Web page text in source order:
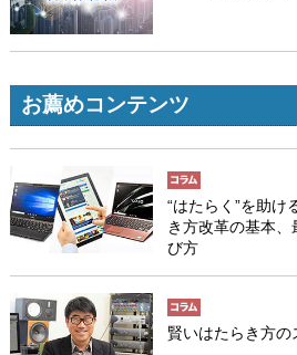
お薦めコンテンツ
“はたらく”を助け
き方改革の基本
び方
賢いはたらき方の